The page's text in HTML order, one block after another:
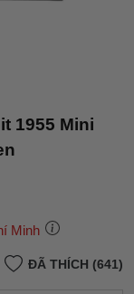
1955 Mini
Minh
ĐÃ THÍCH (641)